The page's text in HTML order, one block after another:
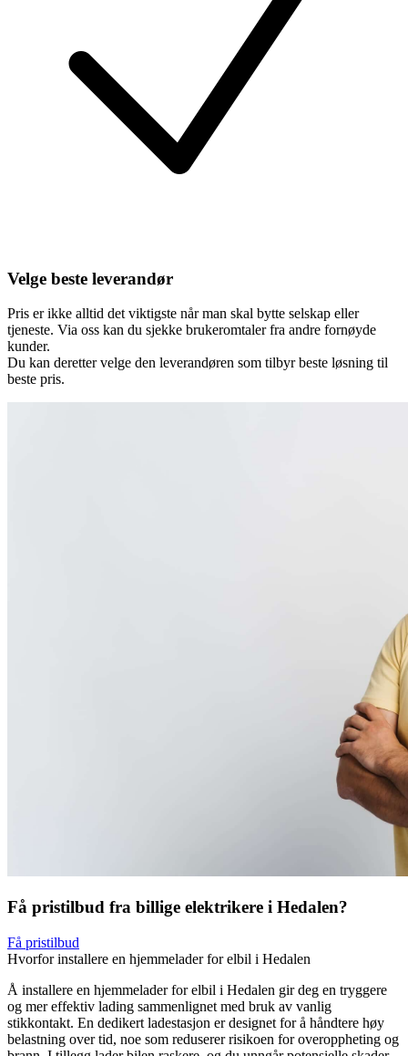
Velge beste leverandør
Pris er ikke alltid det viktigste når man skal bytte selskap eller
tjeneste. Via oss kan du sjekke brukeromtaler fra andre fornøyde
kunder.
Du kan deretter velge den leverandøren som tilbyr beste løsning til
beste pris.
Få pristilbud fra billige elektrikere i Hedalen?
Få pristilbud
Hvorfor installere en hjemmelader for elbil i Hedalen
Å installere en hjemmelader for elbil i Hedalen gir deg en tryggere
og mer effektiv lading sammenlignet med bruk av vanlig
stikkontakt. En dedikert ladestasjon er designet for å håndtere høy
belastning over tid, noe som reduserer risikoen for overoppheting og